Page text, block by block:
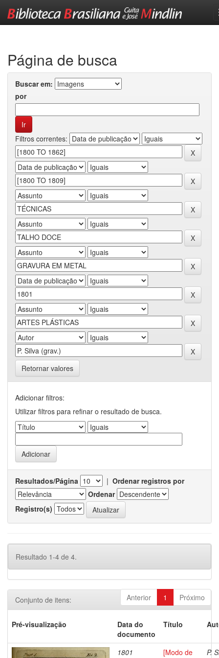
Página de busca
Buscar em:
por
Filtros correntes:
Retornar valores
Adicionar filtros:
Utilizar filtros para refinar o resultado de busca.
Resultados/Página | Ordenar registros por
Ordenar
Registro(s)
Resultado 1-4 de 4.
Anterior 1 Próximo
Conjunto de itens:
Pré-visualização
Data do
documento
Título
1801
[Modo de
P.